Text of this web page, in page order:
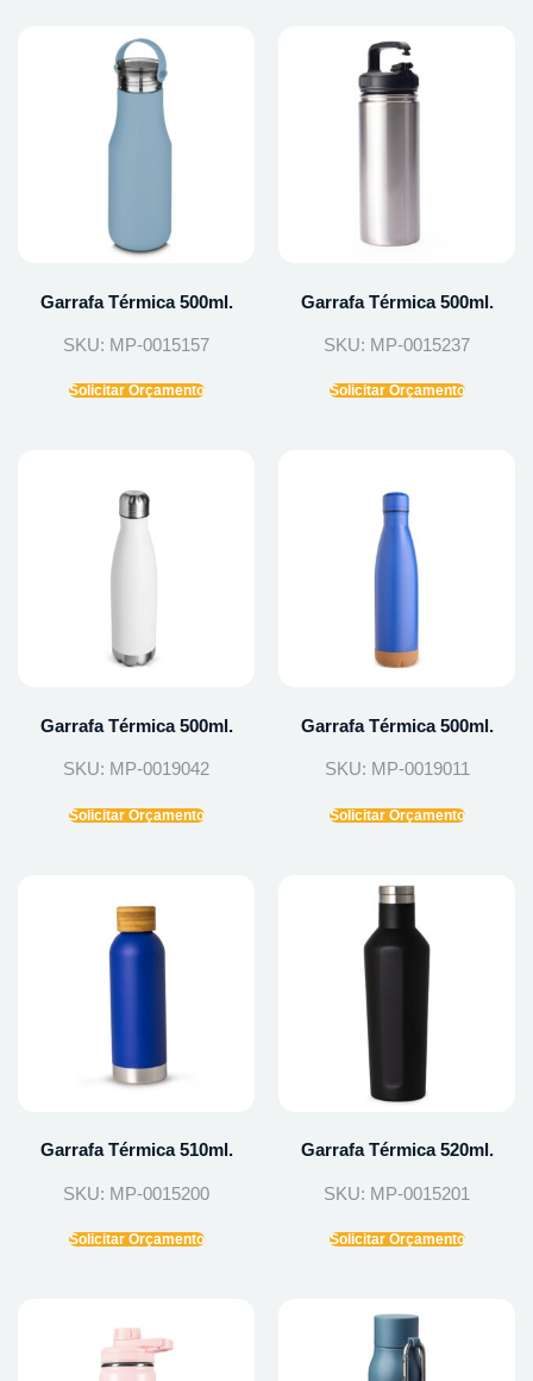
Garrafa Térmica 500ml.
SKU: MP-0015157
Solicitar Orçamento
Garrafa Térmica 500ml.
SKU: MP-0015237
Solicitar Orçamento
Garrafa Térmica 500ml.
SKU: MP-0019042
Solicitar Orçamento
Garrafa Térmica 500ml.
SKU: MP-0019011
Solicitar Orçamento
Garrafa Térmica 510ml.
SKU: MP-0015200
Solicitar Orçamento
Garrafa Térmica 520ml.
SKU: MP-0015201
Solicitar Orçamento